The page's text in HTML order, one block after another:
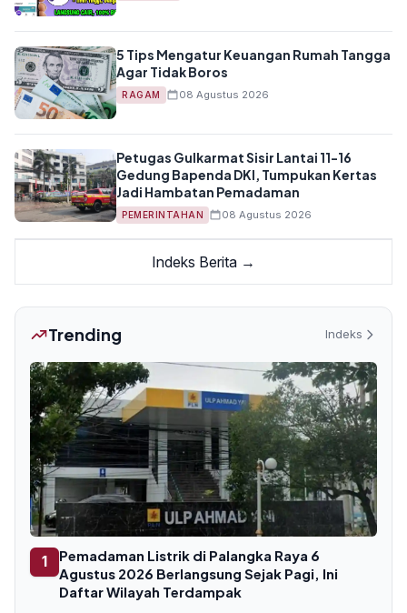
5 Tips Mengatur Keuangan Rumah Tangga
Agar Tidak Boros
RAGAM 08 Agustus 2026
Petugas Gulkarmat Sisir Lantai 11-16
Gedung Bapenda DKI, Tumpukan Kertas
Jadi Hambatan Pemadaman
PEMERINTAHAN 08 Agustus 2026
Indeks Berita →
Trending Indeks
1
Pemadaman Listrik di Palangka Raya 6
Agustus 2026 Berlangsung Sejak Pagi, Ini
Daftar Wilayah Terdampak